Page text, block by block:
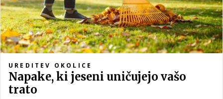
UREDITEV OKOLICE
Napake, ki jeseni uničujejo vašo
trato